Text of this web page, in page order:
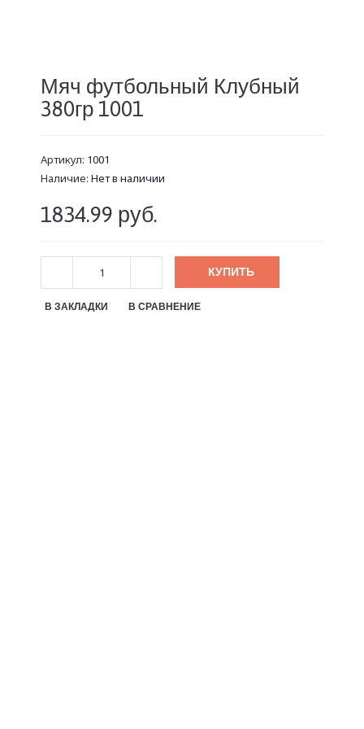
Мяч футбольный Клубный
380гр 1001
Артикул: 1001
Наличие: Нет в наличии
1834.99 руб.
КУПИТЬ
В ЗАКЛАДКИ В СРАВНЕНИЕ